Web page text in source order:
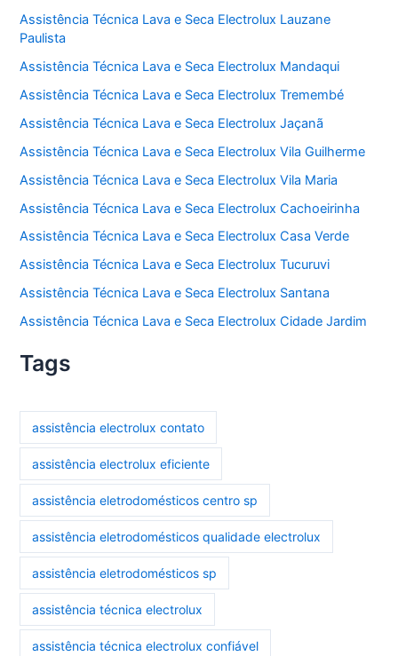
Assistência Técnica Lava e Seca Electrolux Lauzane
Paulista
Assistência Técnica Lava e Seca Electrolux Mandaqui
Assistência Técnica Lava e Seca Electrolux Tremembé
Assistência Técnica Lava e Seca Electrolux Jaçanã
Assistência Técnica Lava e Seca Electrolux Vila Guilherme
Assistência Técnica Lava e Seca Electrolux Vila Maria
Assistência Técnica Lava e Seca Electrolux Cachoeirinha
Assistência Técnica Lava e Seca Electrolux Casa Verde
Assistência Técnica Lava e Seca Electrolux Tucuruvi
Assistência Técnica Lava e Seca Electrolux Santana
Assistência Técnica Lava e Seca Electrolux Cidade Jardim
Tags
assistência electrolux contato
assistência electrolux eficiente
assistência eletrodomésticos centro sp
assistência eletrodomésticos qualidade electrolux
assistência eletrodomésticos sp
assistência técnica electrolux
assistência técnica electrolux confiável